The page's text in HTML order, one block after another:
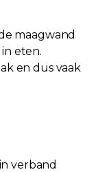
maagwand
eten.
en dus vaak
verband